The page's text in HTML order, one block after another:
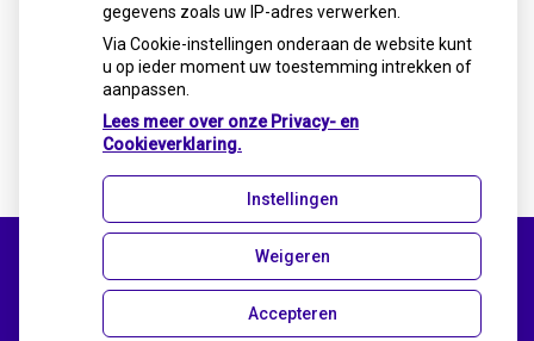
Wie ben ik
Uw Zorg Online|Beheer
Privacy verklaring Cookie-instellingen Voorwaarden
gegevens zoals uw IP-adres verwerken.
Via Cookie-instellingen onderaan de website kunt
u op ieder moment uw toestemming intrekken of
aanpassen.
Lees meer over onze Privacy- en
Cookieverklaring.
Instellingen
Weigeren
Accepteren